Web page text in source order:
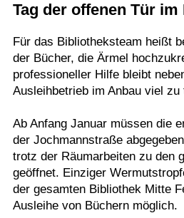
Termine
Tag der offenen Tür im
Für das Bibliotheksteam heißt
der Bücher, die Ärmel
professioneller Hilfe bleibt
Ausleihbetrieb im Anbau viel zu
Ab Anfang Januar müssen die
der Jochmannstraße
trotz der Räumarbeiten zu den
geöffnet. Einziger
der gesamten Bibliothek Mitte
Ausleihe von Büchern möglich.